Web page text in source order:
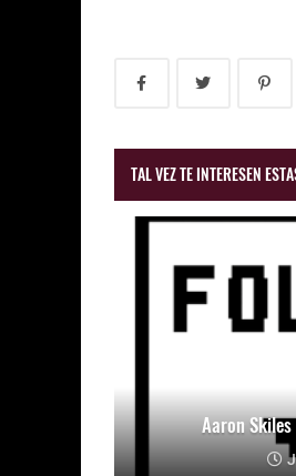
TAL VEZ TE INTERESEN
Aaron